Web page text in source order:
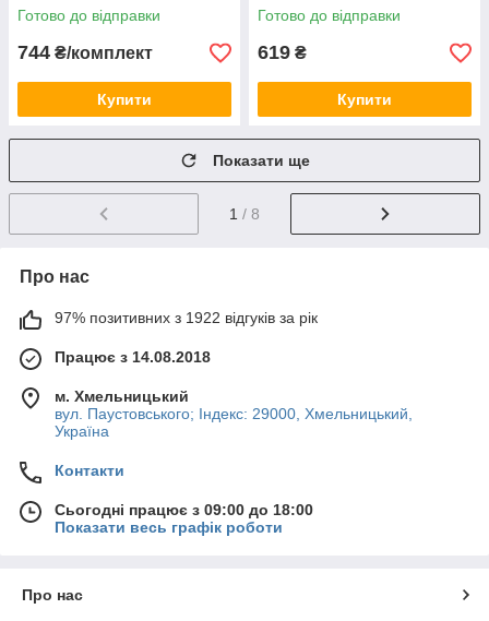
Готово до відправки
744 ₴/комплект
Купити
Готово до відправки
619 ₴
Купити
Показати ще
1 / 8
Про нас
97% позитивних з 1922 відгуків за рік
Працює з 14.08.2018
м. Хмельницький
вул. Паустовського; Індекс: 29000, Хмельницький,
Україна
Контакти
Сьогодні працює з 09:00 до 18:00
Показати весь графік роботи
Про нас